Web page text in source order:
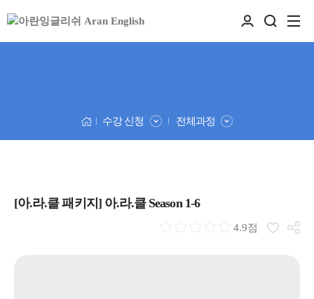
수강 신청 전체과정
[아.라.클 패키지] 아.라.클 Season 1-6
4.9점